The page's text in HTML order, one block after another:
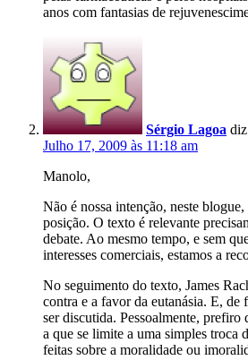
anos com fantasias de
Sérgio Lagoa
Julho 17, 2009 às 11:18 am
Manolo,
Não é nossa intenção, neste
posição. O texto é relevante
debate. Ao mesmo tempo, e sem
interesses comerciais, estamos a
No seguimento do texto, James
contra e a favor da eutanásia. E, de
ser discutida. Pessoalmente, prefiro
a que se limite a uma simples troca
feitas sobre a moralidade ou